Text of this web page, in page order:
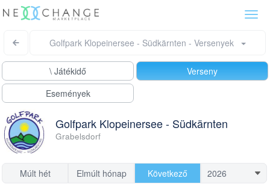
Golfpark Klopeinersee - Südkärnten - Versenyek
\ Játékidő
Verseny
Események
Golfpark Klopeinersee - Südkärnten
Grabelsdorf
Múlt hét Elmúlt hónap Következő